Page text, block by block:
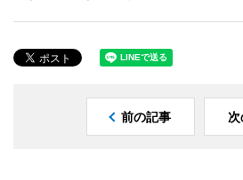
前の記事 次